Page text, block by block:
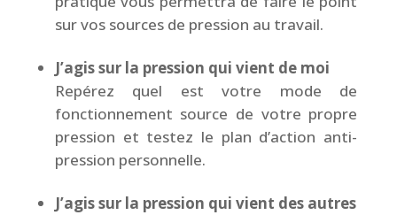
sur vos sources de pression au travail.
J’agis sur la pression qui vient de moi
Repérez quel est votre mode de
fonctionnement source de votre propre
pression et testez le plan d’action anti-
pression personnelle.
J’agis sur la pression qui vient des autres